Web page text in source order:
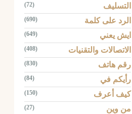
التسليف
(72)
الرد على كلمة (690)
ايش يعني (649)
الاتصالات والتقنيات (408)
رقم هاتف (830)
رأيكم في (84)
كيف أعرف (150)
من وين (27)